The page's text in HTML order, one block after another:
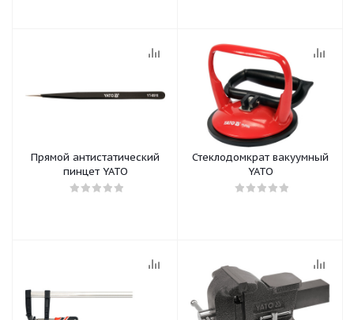
Прямой антистатический
пинцет YATO
Стеклодомкрат вакуумный
YATO